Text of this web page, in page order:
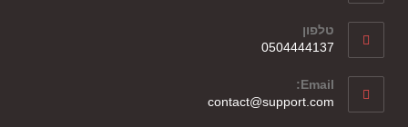
טלפון
0504444137
Email:
contact@support.com